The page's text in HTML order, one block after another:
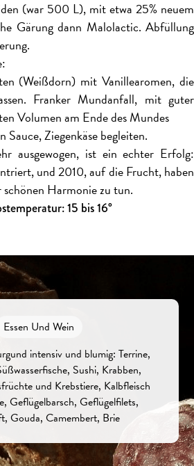
(war 500 L), mit etwa 25% neuem
Gärung dann Malolactic. Abfüllung
(Weißdorn) mit Vanillearomen, die
Franker Mundanfall, mit guter
Volumen am Ende des Mundes
Sauce, Ziegenkäse begleiten.
ausgewogen, ist ein echter Erfolg:
und 2010, auf die Frucht, haben
Harmonie zu tun.
15 bis 16°
Essen Und Wein
intensiv und blumig: Terrine,
Sushi, Krabben,
und Krebstiere, Kalbfleisch
Geflügelbarsch, Geflügelfilets,
Gouda, Camembert, Brie